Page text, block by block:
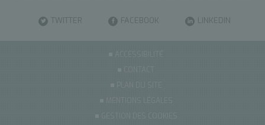
TWITTER FACEBOOK LINKEDIN
ACCESSIBILITÉ
CONTACT
PLAN DU SITE
MENTIONS LÉGALES
GESTION DES COOKIES